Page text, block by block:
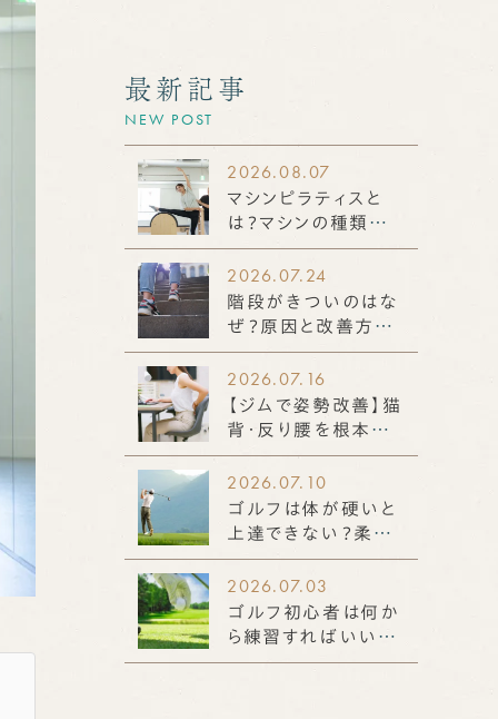
最新記事
NEW POST
2026.08.07
マシンピラティスと
は？マシンの種類や
効果などを徹底解説
2026.07.24
階段がきついのはな
ぜ？原因と改善方法
を解説。筋力低下だ
けではない身体機能
との関係
2026.07.16
【ジムで姿勢改善】猫
背・反り腰を根本か
ら整える！効果的なト
レーニング法も解説
2026.07.10
ゴルフは体が硬いと
上達できない？柔軟
性不足によるスイン
グへの影響と改善ポ
イントを徹底解説
2026.07.03
ゴルフ初心者は何か
ら練習すればいい？｜
知っておきたい基本